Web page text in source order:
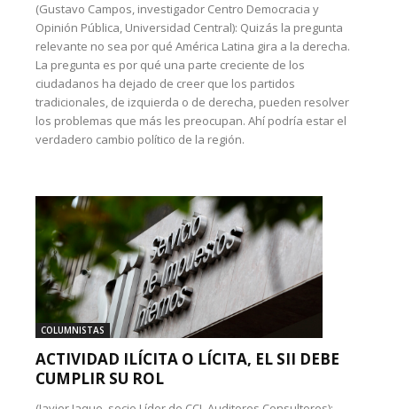
(Gustavo Campos, investigador Centro Democracia y
Opinión Pública, Universidad Central): Quizás la pregunta
relevante no sea por qué América Latina gira a la derecha.
La pregunta es por qué una parte creciente de los
ciudadanos ha dejado de creer que los partidos
tradicionales, de izquierda o de derecha, pueden resolver
los problemas que más les preocupan. Ahí podría estar el
verdadero cambio político de la región.
COLUMNISTAS
ACTIVIDAD ILÍCITA O LÍCITA, EL SII DEBE
CUMPLIR SU ROL